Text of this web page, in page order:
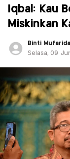
Iqbal: Kau
Miskinkan
Binti Mufarida
Selasa, 09